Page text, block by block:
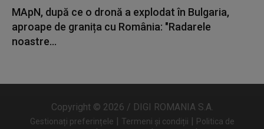
MApN, după ce o dronă a explodat în Bulgaria,
aproape de granița cu România: "Radarele
noastre...
Copyright © 2026 / DIGI ROMANIA S.A.
Gestionați preferințele Termeni și condiții
Politica de